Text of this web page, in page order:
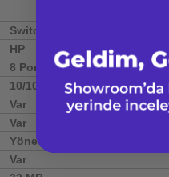
Switch
HP
8 Port
10/100/1000 (Gigabit)
Var
Var
Yönetilebilir
Var